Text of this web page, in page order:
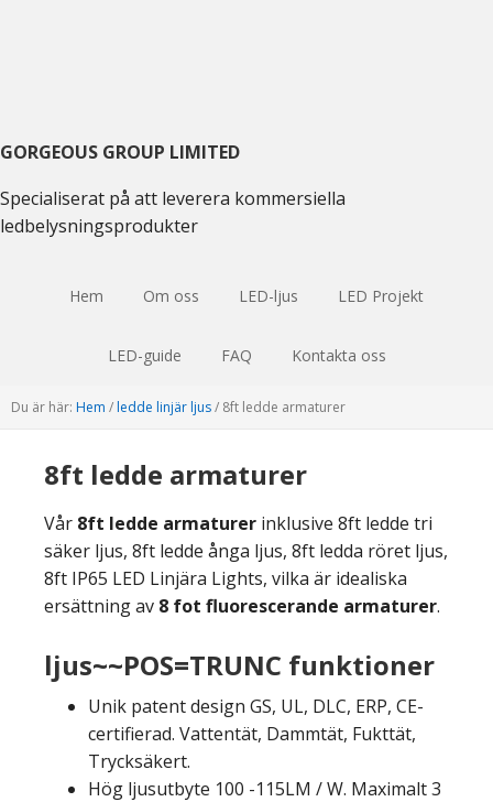
GORGEOUS GROUP LIMITED
Specialiserat på att leverera kommersiella
ledbelysningsprodukter
Hem Om oss LED-ljus LED Projekt
LED-guide FAQ Kontakta oss
Du är här: Hem / ledde linjär ljus/ 8ft ledde armaturer
8ft ledde armaturer
Vår 8ft ledde armaturer inklusive 8ft ledde tri
säker ljus, 8ft ledde ånga ljus, 8ft ledda röret ljus,
8ft IP65 LED Linjära Lights, vilka är idealiska
ersättning av 8 fot fluorescerande armaturer.
ljus~~POS=TRUNC funktioner
Unik patent design GS, UL, DLC, ERP, CE-
certifierad. Vattentät, Dammtät, Fukttät,
Trycksäkert.
Hög ljusutbyte 100 -115LM / W. Maximalt 3